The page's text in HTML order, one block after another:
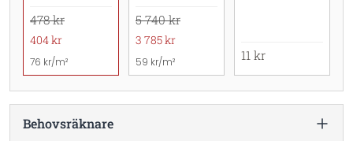
478 kr
404 kr
76 kr/m²
5 740 kr
3 785 kr
59 kr/m² 11 kr
Behovsräknare